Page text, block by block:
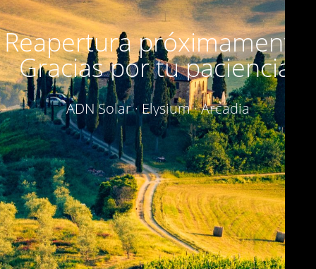
Reapertura próximamente.
Gracias por tu paciencia.
ADN Solar · Elysium · Arcadia